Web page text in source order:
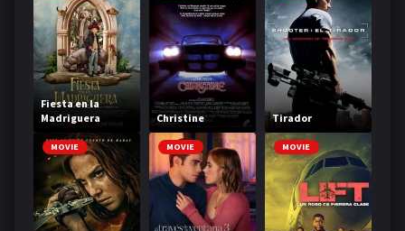
Fiesta en la
Madriguera
Christine Tirador
MOVIE MOVIE MOVIE